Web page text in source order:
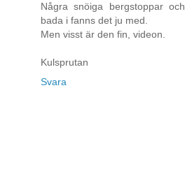
Några snöiga bergstoppar
bada i fanns det ju med.
Men visst är den fin, videon.
Kulsprutan
Svara